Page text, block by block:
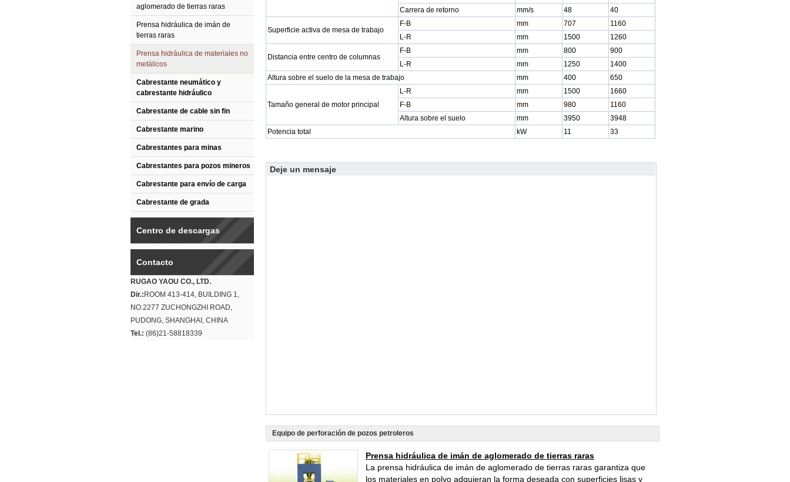
aglomerado de tierras raras
Prensa hidráulica de imán de
tierras raras
Prensa hidráulica de materiales no
metálicos
Cabrestante neumático y
cabrestante hidráulico
Cabrestante de cable sin fin
Cabrestante marino
Cabrestantes para minas
Cabrestantes para pozos mineros
Cabrestante para envío de carga
Cabrestante de grada
Centro de descargas
Contacto
RUGAO YAOU CO., LTD.
Dir.: ROOM 413-414, BUILDING 1,
NO.2277 ZUCHONGZHI ROAD,
PUDONG, SHANGHAI, CHINA
Tel.: (86)21-58818339
Carrera de retorno
mm/s 48 40
Superficie activa de mesa de trabajo
F-B mm 707
1160
L-R
mm 1500 1260
Distancia entre centro de columnas
F-B mm 800
900
L-R
mm 1250
1400
Altura sobre el suelo de la mesa de trabajo
mm 400 650
Tamaño general de motor principal
L-R mm 1500
1660
F-B
mm 980
1160
Altura sobre el suelo
mm 3950
3948
Potencia total
kW 11 33
Deje un mensaje
Equipo de perforación de pozos petroleros
Prensa hidráulica de imán de aglomerado de tierras raras
La prensa hidráulica de imán de aglomerado de tierras raras garantiza que
los materiales en polvo adquieran la forma deseada con superficies lisas y